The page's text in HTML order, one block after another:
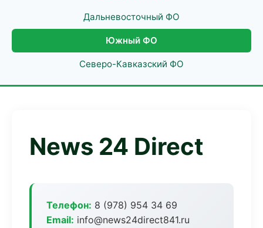
Дальневосточный ФО
Южный ФО
Северо-Кавказский ФО
News 24 Direct
Телефон: 8 (978) 954 34 69
Email: info@news24direct841.ru